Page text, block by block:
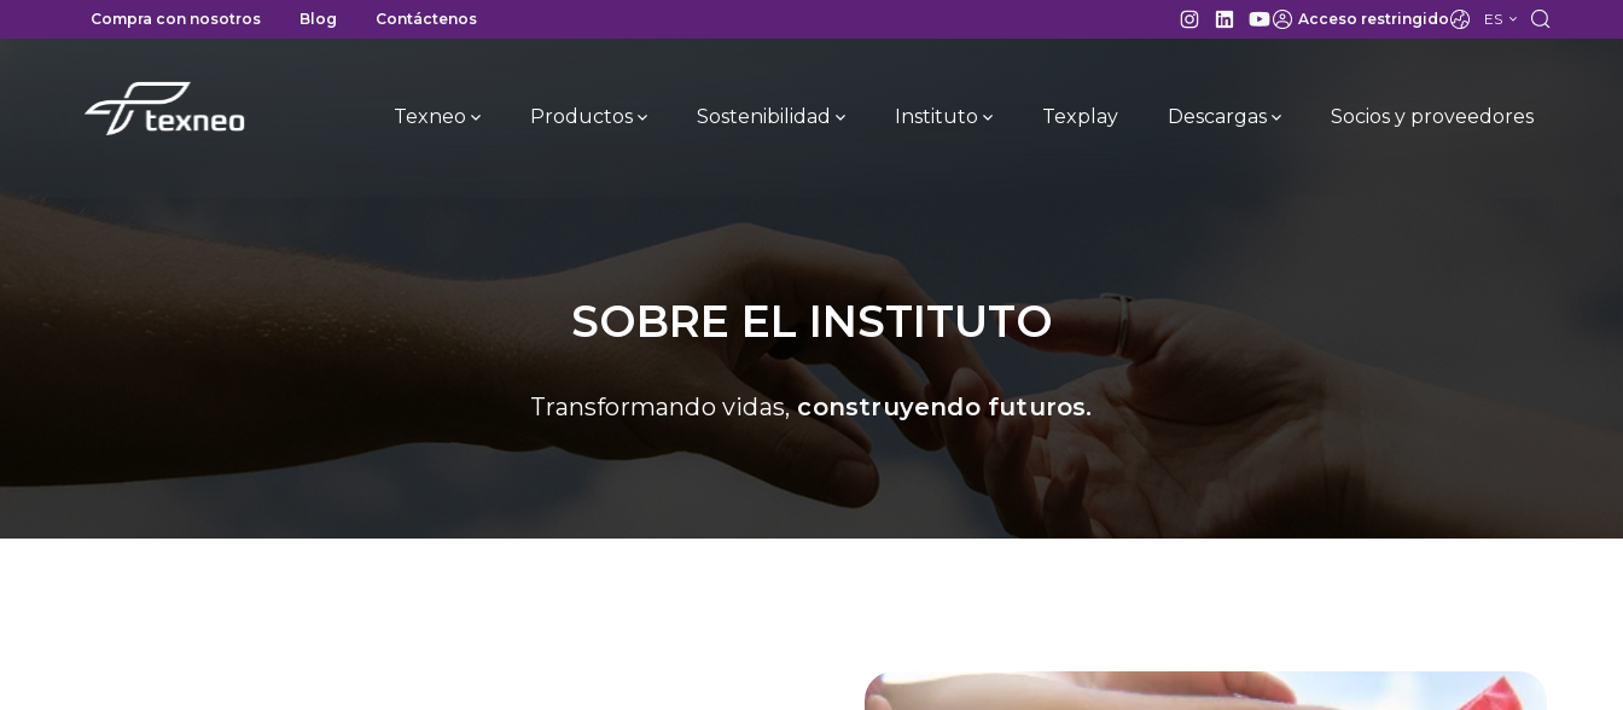
Compra con nosotros Blog Contáctenos Acceso restringido ES
Texneo Productos Sostenibilidad Instituto Texplay Descargas Socios y proveedores
SOBRE EL INSTITUTO
Transformando vidas,construyendo futuros.